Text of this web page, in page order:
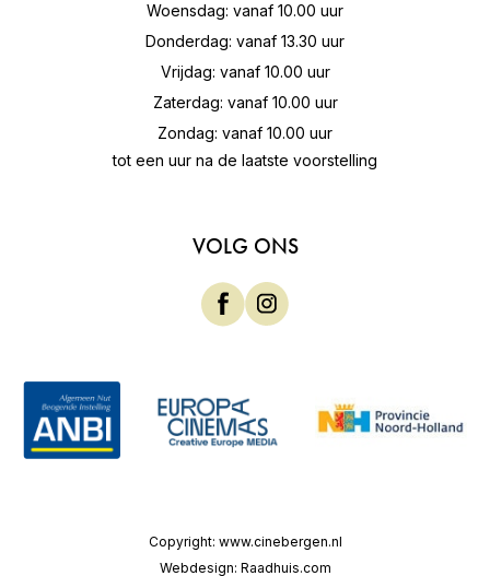
Woensdag: vanaf 10.00 uur
Donderdag: vanaf 13.30 uur
Vrijdag: vanaf 10.00 uur
Zaterdag: vanaf 10.00 uur
Zondag: vanaf 10.00 uur
tot een uur na de laatste voorstelling
VOLG ONS
Copyright: www.cinebergen.nl
Webdesign: Raadhuis.com